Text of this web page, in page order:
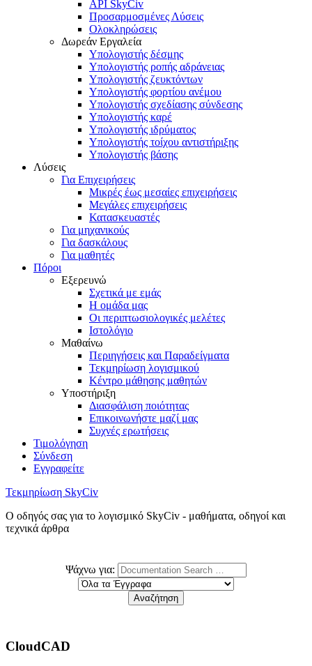
API SkyCiv
Προσαρμοσμένες Λύσεις
Ολοκληρώσεις
Δωρεάν Εργαλεία
Υπολογιστής δέσμης
Υπολογιστής ροπής αδράνειας
Υπολογιστής ζευκτόντων
Υπολογιστής φορτίου ανέμου
Υπολογιστής σχεδίασης σύνδεσης
Υπολογιστής καρέ
Υπολογιστής ιδρύματος
Υπολογιστής τοίχου αντιστήριξης
Υπολογιστής βάσης
Λύσεις
Για Επιχειρήσεις
Μικρές έως μεσαίες επιχειρήσεις
Μεγάλες επιχειρήσεις
Κατασκευαστές
Για μηχανικούς
Για δασκάλους
Για μαθητές
Πόροι
Εξερευνώ
Σχετικά με εμάς
Η ομάδα μας
Οι περιπτωσιολογικές μελέτες
Ιστολόγιο
Μαθαίνω
Περιηγήσεις και Παραδείγματα
Τεκμηρίωση λογισμικού
Κέντρο μάθησης μαθητών
Υποστήριξη
Διασφάλιση ποιότητας
Επικοινωνήστε μαζί μας
Συχνές ερωτήσεις
Τιμολόγηση
Σύνδεση
Εγγραφείτε
Τεκμηρίωση SkyCiv
Ο οδηγός σας για το λογισμικό SkyCiv - μαθήματα, οδηγοί και
τεχνικά άρθρα
Ψάχνω για:
CloudCAD